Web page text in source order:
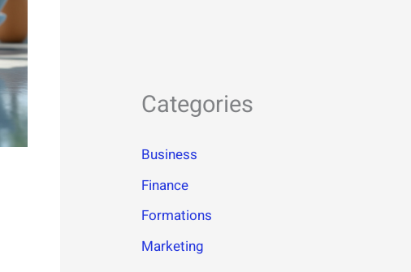
Categories
Business
Finance
Formations
Marketing